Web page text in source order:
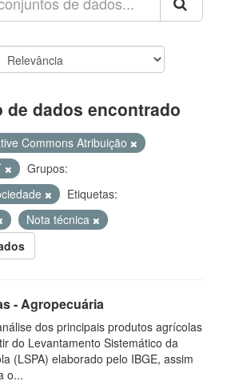
de dados encontrado
Commons Atribuição
Grupos:
Etiquetas:
Nota técnica
- Agropecuária
dos principais produtos agrícolas
do Levantamento Sistemático da
(LSPA) elaborado pelo IBGE, assim
o...